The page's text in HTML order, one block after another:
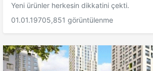
Yeni ürünler herkesin dikkatini çekti.
01.01.19705,851 görüntülenme